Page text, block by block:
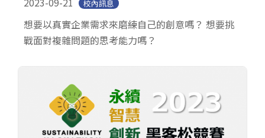
校內訊息
想要以真實企業需求來磨練自己的創意嗎？ 想要挑
戰面對複雜問題的思考能力嗎？